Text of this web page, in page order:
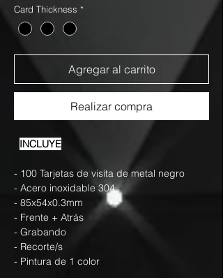
Card Thickness *
Agregar al carrito
Realizar compra
INCLUYE
- 100 Tarjetas de visita de metal negro
- Acero inoxidable 304
- 85x54x0.3mm
- Frente + Atrás
- Grabando
- Recorte/s
- Pintura de 1 color